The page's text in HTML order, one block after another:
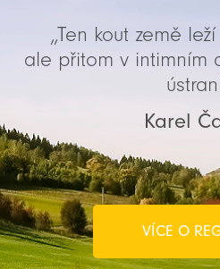
„Ten kout země
ale přitom v intimním
Karel
VÍCE O